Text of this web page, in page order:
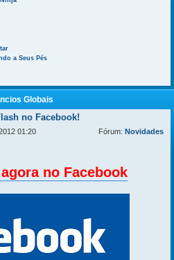
a Seus Pés
Globais
no Facebook!
01:20 Fórum: Novidades
no Facebook